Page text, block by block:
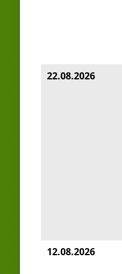
22.08.2026
12.08.2026